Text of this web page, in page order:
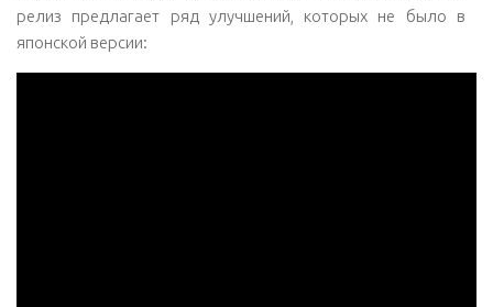
релиз предлагает ряд улучшений, которых не было в
японской версии: